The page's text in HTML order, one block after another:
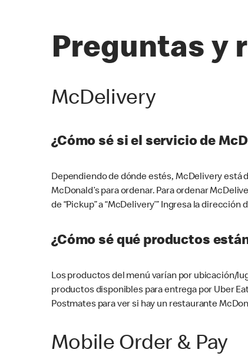
Preguntas y
McDelivery
¿Cómo sé si el servicio de
Dependiendo de dónde estés, McDelivery está
McDonald’s para ordenar. Para ordenar
de “Pickup” a “McDelivery’” Ingresa la
¿Cómo sé qué productos
Los productos del menú varían por ubicación/
productos disponibles para entrega por Uber
Postmates para ver si hay un restaurante
Mobile Order & Pay